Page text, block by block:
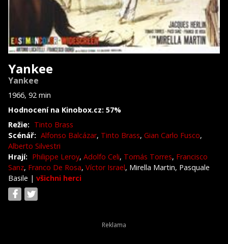
Yankee
Yankee
1966, 92 min
Hodnocení na Kinobox.cz: 57%
Režie: Tinto Brass
Scénář: Alfonso Balcázar, Tinto Brass, Gian Carlo Fusco,
Alberto Silvestri
Hrají: Philippe Leroy, Adolfo Celi, Tomás Torres, Francisco
Sanz, Franco De Rosa, Víctor Israel, Mirella Martin, Pasquale
Basile | všichni herci